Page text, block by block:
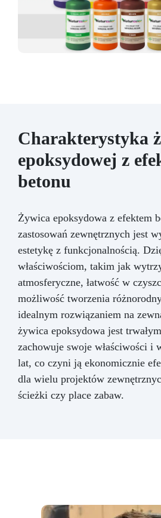
Charakterystyka
epoksydowej z
betonu
Żywica epoksydowa z efektem
zastosowań zewnętrznych jest
estetykę z funkcjonalnością.
właściwościom, takim jak
atmosferyczne, łatwość w
możliwość tworzenia
idealnym rozwiązaniem na
żywica epoksydowa jest
zachowuje swoje właściwości i
lat, co czyni ją ekonomicznie
dla wielu projektów
ścieżki czy place zabaw.